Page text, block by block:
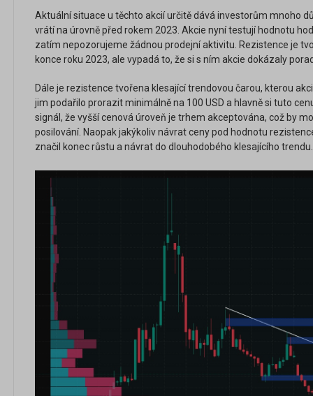
Aktuální situace u těchto akcií určitě dává investorům mnoho
vrátí na úrovně před rokem 2023. Akcie nyní testují hodnotu
zatím nepozorujeme žádnou prodejní aktivitu. Rezistence je
konce roku 2023, ale vypadá to, že si s ním akcie dokázaly
Dále je rezistence tvořena klesající trendovou čarou, kterou
jim podařilo prorazit minimálně na 100 USD a hlavně si tuto
signál, že vyšší cenová úroveň je trhem akceptována, což by
posilování. Naopak jakýkoliv návrat ceny pod hodnotu
značil konec růstu a návrat do dlouhodobého klesajícího trendu.